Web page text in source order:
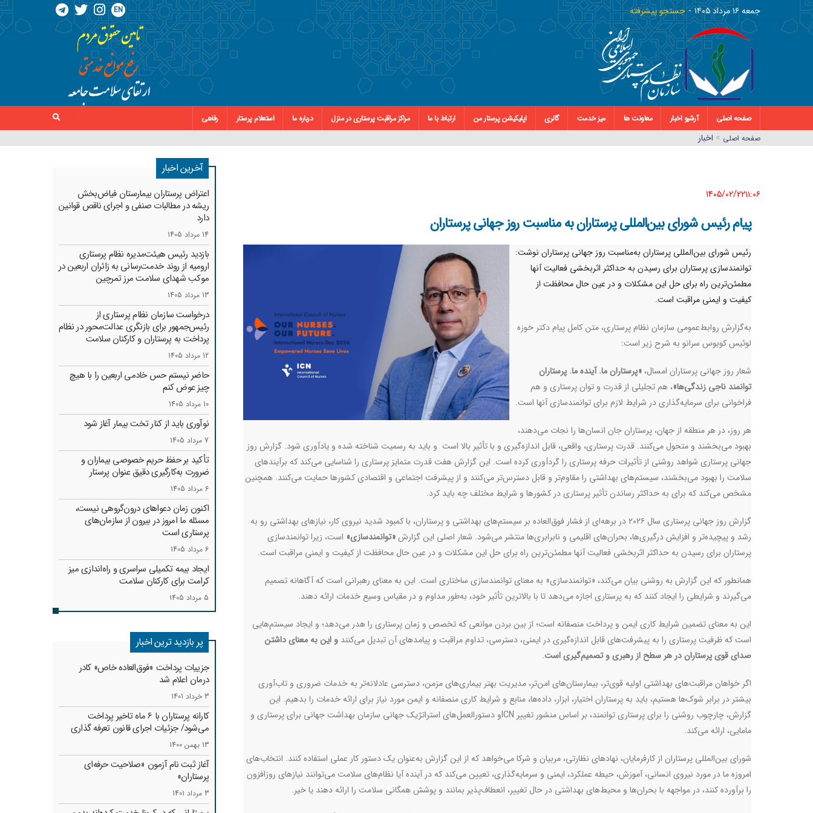
جمعه ١٦ مرداد ١٤٠٥ جستجو پیشرفته EN
صفحه اصلی آرشیو اخبار معاونت ها میز خدمت گالری اپلیکیشن پرستار من ارتباط با ما مراکز مراقبت پرستاری در منزل درباره ما استعلام پرستار
رفاهی
صفحه اصلي > اخبار
1405/02/22١١:٠٦
پیام رئیس شورای بین‌المللی پرستاران به مناسبت روز جهانی پرستاران
رئیس‌ شورای‌ بین‌المللی پرستاران به‌مناسبت روز جهانی پرستاران نوشت:
توانمندسازی پرستاران برای رسیدن به حداکثر اثربخشی فعالیت آنها
مطمئن‌ترین راه برای حل این مشکلات و در عین حال محافظت از
کیفیت و ایمنی مراقبت است.
به‌گزارش روابط‌عمومی سازمان نظام پرستاری، متن کامل پیام دکتر خوزه
لوئیس کوبوس سرانو به شرح زیر است:
شعار روز جهانی پرستاران امسال، «پرستاران ما. آینده ما. پرستاران
توانمند ناجی زندگی‌ها»، هم تجلیلی از قدرت و توان پرستاری و هم
فراخوانی برای سرمایه‌گذاری در شرایط لازم برای توانمندسازی آنها است.
هر روز، در هر منطقه از جهان، پرستاران جان انسان‌ها را نجات می‌دهند،
بهبود می‌بخشند و متحول می‌کنند. قدرت پرستاری، واقعی، قابل اندازه‌گیری و با تأثیر بالا است و باید به رسمیت شناخته شده و یادآوری شود. گزارش روز
جهانی پرستاری شواهد روشنی از تأثیرات حرفه پرستاری را گردآوری کرده است. این گزارش هفت قدرت متمایز پرستاری را شناسایی می‌کند که برآیندهای
سلامت را بهبود می‌بخشند، سیستم‌های بهداشتی را مقاوم‌تر و قابل دسترس‌تر می‌کنند و از پیشرفت اجتماعی و اقتصادی کشورها حمایت می‌کنند. همچنین
مشخص می‌کند که برای به حداکثر رساندن تأثیر پرستاری در کشورها و شرایط مختلف چه باید کرد.
گزارش روز جهانی پرستاری سال ۲۰۲۶ در برهه‌ای از فشار فوق‌العاده بر سیستم‌های بهداشتی و پرستاران، با کمبود شدید نیروی کار، نیازهای بهداشتی رو به
رشد و پیچیده‌تر و افزایش درگیری‌ها، بحران‌های اقلیمی و نابرابری‌ها منتشر می‌شود. شعار اصلی این گزارش«توانمندسازی» است، زیرا توانمندسازی
پرستاران برای رسیدن به حداکثر اثربخشی فعالیت آنها مطمئن‌ترین راه برای حل این مشکلات و در عین حال محافظت از کیفیت و ایمنی مراقبت است.
همانطور که این گزارش به روشنی بیان می‌کند، «توانمندسازی» به معنای توانمندسازی ساختاری است. این به معنای رهبرانی است که آگاهانه تصمیم
می‌گیرند و شرایطی را ایجاد کنند که به پرستاری اجازه می‌دهد تا با بالاترین تأثیر خود، به‌طور مداوم و در مقیاس وسیع خدمات ارائه دهند.
این به معنای تضمین شرایط کاری ایمن و پرداخت منصفانه است؛ از بین بردن موانعی که تخصص و زمان پرستاری را هدر می‌دهد؛ و ایجاد سیستم‌هایی
است که ظرفیت پرستاری را به پیشرفت‌های قابل اندازه‌گیری در ایمنی، دسترسی، تداوم مراقبت و پیامدهای آن تبدیل می‌کنند و این به معنایداشتن
صدای قوی پرستاران در هر سطح از رهبری و تصمیم‌گیری است.
اگر خواهان مراقبت‌های بهداشتی اولیه قوی‌تر، بیمارستان‌های امن‌تر، مدیریت بهتر بیماری‌های مزمن، دسترسی عادلانه‌تر به خدمات ضروری و تاب‌آوری
بیشتر در برابر شوک‌ها هستیم، باید به پرستاران اختیار، ابزار، داده‌ها، منابع و شرایط کاری منصفانه و ایمن مورد نیاز برای ارائه خدمات را بدهیم. این
گزارش، چارچوب روشنی را برای پرستاری توانمند، بر اساس منشور تغییر ICNو دستورالعمل‌های استراتژیک جهانی سازمان بهداشت جهانی برای پرستاری و
مامایی، ارائه می‌کند.
شورای بین‌المللی پرستاران از کارفرمایان، نهادهای نظارتی، مربیان و شرکا می‌خواهد که از این گزارش به‌عنوان یک دستور کار عملی استفاده کنند. انتخاب‌های
امروزه ما در مورد نیروی انسانی، آموزش، حیطه عملکرد، ایمنی و سرمایه‌گذاری، تعیین می‌کند که در آینده آیا نظامهای سلامت می‌توانند نیازهای روزافزون
را برآورده کنند، در مواجهه با بحران‌ها و محیط‌های بهداشتی در حال تغییر، انعطاف‌پذیر بمانند و پوشش همگانی سلامت را ارائه دهند یا خیر.
آخرین اخبار
اعتراض پرستاران بیمارستان فیاض‌بخش
ریشه در مطالبات صنفی و اجرای ناقص قوانین
دارد
14 مرداد 1405
بازدید رئیس هیئت‌مدیره نظام پرستاری
ارومیه از روند خدمت‌رسانی به زائران اربعین در
موکب شهدای سلامت مرز تمرچین
13 مرداد 1405
درخواست سازمان نظام پرستاری از
رئیس‌جمهور برای بازنگری عدالت‌محور در نظام
پرداخت به پرستاران و کارکنان سلامت
12 مرداد 1405
حاضر نیستم حس خادمی اربعین را با هیچ
چیز عوض کنم
10 مرداد 1405
نوآوری باید از کنار تخت بیمار آغاز شود
7 مرداد 1405
تأکید بر حفظ حریم خصوصی بیماران و
ضرورت به‌کارگیری دقیق عنوان پرستار
6 مرداد 1405
اکنون زمان دعواهای درون‌گروهی نیست،
مسئله ما امروز در بیرون از سازمان‌های
پرستاری است
6 مرداد 1405
ایجاد بیمه تکمیلی سراسری و راه‌اندازی میز
کرامت برای کارکنان سلامت
5 مرداد 1405
پر بازدید ترین اخبار
جزییات پرداخت «فوق‌العاده خاص» کادر
درمان اعلام شد
3 خرداد 1401
کارانه‌ پرستاران با 6 ماه تاخیر پرداخت
می‌شود/ جزئیات اجرای قانون تعرفه گذاری
13 بهمن 1400
آغاز ثبت نام آزمون «صلاحیت حرفه‌ای
پرستاران»
3 مرداد 1401